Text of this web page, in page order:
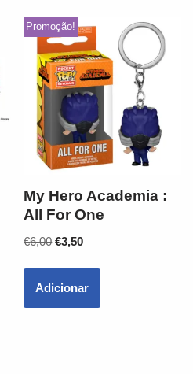
Promoção!
My Hero Academia :
All For One
€6,00 €3,50
Adicionar